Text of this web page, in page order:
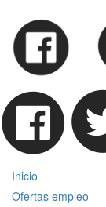
Inicio
Ofertas empleo